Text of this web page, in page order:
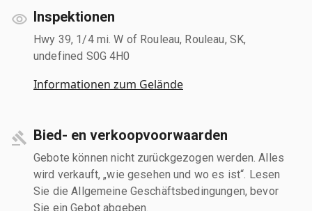
Inspektionen
Hwy 39, 1/4 mi. W of Rouleau, Rouleau, SK,
undefined S0G 4H0
Informationen zum Gelände
Bied- en verkoopvoorwaarden
Gebote können nicht zurückgezogen werden. Alles
wird verkauft, „wie gesehen und wo es ist“. Lesen
Sie die Allgemeine Geschäftsbedingungen, bevor
Sie ein Gebot abgeben.